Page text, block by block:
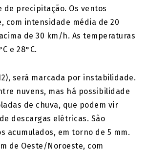
de precipitação. Os ventos
com intensidade média de 20
de 30 km/h. As temperaturas
e 28°C.
será marcada por instabilidade.
nuvens, mas há possibilidade
de chuva, que podem vir
descargas elétricas. São
acumulados, em torno de 5 mm.
de Oeste/Noroeste, com